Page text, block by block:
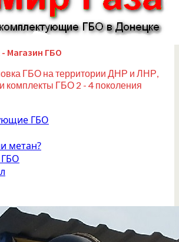
Магазин ГБО
ГБО на территории ДНР и ЛНР,
комплекты ГБО 2 - 4 поколения
ГБО
метан?
ГБО